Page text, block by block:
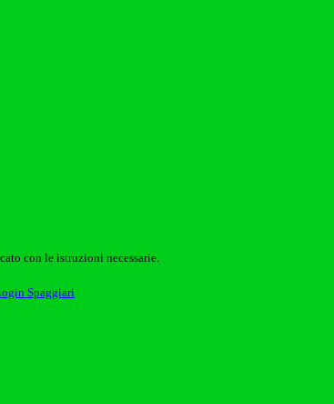
con le istruzioni necessarie.
Spaggiari